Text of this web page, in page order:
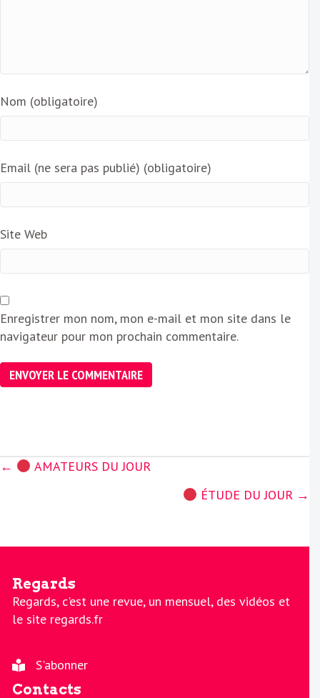
Nom (obligatoire)
Email (ne sera pas publié) (obligatoire)
Site Web
Enregistrer mon nom, mon e-mail et mon site dans le
navigateur pour mon prochain commentaire.
Posts
←
AMATEURS DU JOUR
ÉTUDE DU JOUR →
Regards
Regards, c'est une revue, un mensuel, des vidéos et
le site regards.fr
S'abonner
Contacts